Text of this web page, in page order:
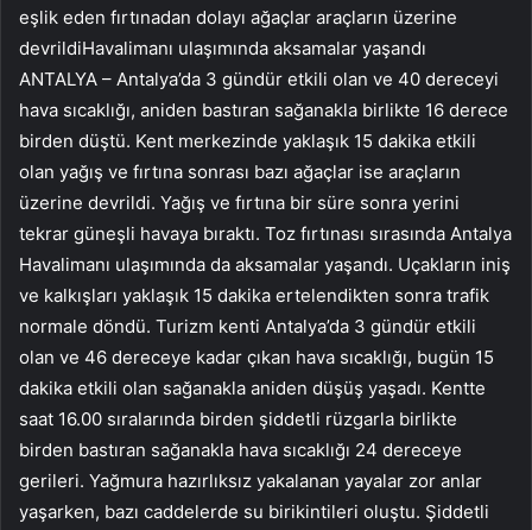
eşlik eden fırtınadan dolayı ağaçlar araçların üzerine
devrildiHavalimanı ulaşımında aksamalar yaşandı
ANTALYA – Antalya’da 3 gündür etkili olan ve 40 dereceyi
hava sıcaklığı, aniden bastıran sağanakla birlikte 16 derece
birden düştü. Kent merkezinde yaklaşık 15 dakika etkili
olan yağış ve fırtına sonrası bazı ağaçlar ise araçların
üzerine devrildi. Yağış ve fırtına bir süre sonra yerini
tekrar güneşli havaya bıraktı. Toz fırtınası sırasında Antalya
Havalimanı ulaşımında da aksamalar yaşandı. Uçakların iniş
ve kalkışları yaklaşık 15 dakika ertelendikten sonra trafik
normale döndü. Turizm kenti Antalya’da 3 gündür etkili
olan ve 46 dereceye kadar çıkan hava sıcaklığı, bugün 15
dakika etkili olan sağanakla aniden düşüş yaşadı. Kentte
saat 16.00 sıralarında birden şiddetli rüzgarla birlikte
birden bastıran sağanakla hava sıcaklığı 24 dereceye
gerileri. Yağmura hazırlıksız yakalanan yayalar zor anlar
yaşarken, bazı caddelerde su birikintileri oluştu. Şiddetli